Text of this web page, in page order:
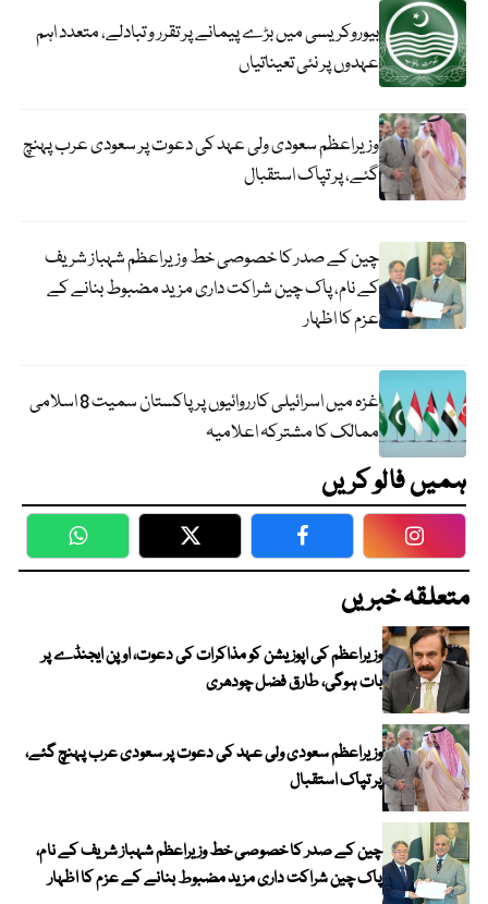
بیوروکریسی میں بڑے پیمانے پر تقرر و تبادلے، متعدد اہم
عہدوں پر نئی تعیناتیاں
وزیراعظم سعودی ولی عہد کی دعوت پر سعودی عرب پہنچ
گئے، پر تپاک استقبال
چین کے صدر کا خصوصی خط وزیراعظم شہباز شریف
کے نام، پاک چین شراکت داری مزید مضبوط بنانے کے
عزم کا اظہار
غزہ میں اسرائیلی کارروائیوں پر پاکستان سمیت 8 اسلامی
ممالک کا مشترکہ اعلامیہ
ہمیں فالو کریں
WhatsApp Twitter Facebook
متعلقہ خبریں
وزیراعظم کی اپوزیشن کو مذاکرات کی دعوت، اوپن ایجنڈے پر
بات ہوگی، طارق فضل چودھری
وزیراعظم سعودی ولی عہد کی دعوت پر سعودی عرب پہنچ گئے،
پر تپاک استقبال
چین کے صدر کا خصوصی خط وزیراعظم شہباز شریف کے نام،
پاک چین شراکت داری مزید مضبوط بنانے کے عزم کا اظہار